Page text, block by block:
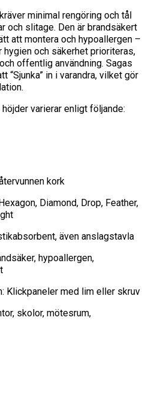
minimal rengöring och tål
och slitage. Den är brandsäkert
att montera och hypoallergen –
hygien och säkerhet prioriteras,
offentlig användning. Sagas
“Sjunka” in i varandra, vilket gör
varierar enligt följande:
kork
Diamond, Drop, Feather,
även anslagstavla
hypoallergen,
Klickpaneler med lim eller skruv
skolor, mötesrum,